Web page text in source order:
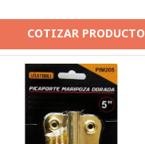
COTIZAR PRODUCTO